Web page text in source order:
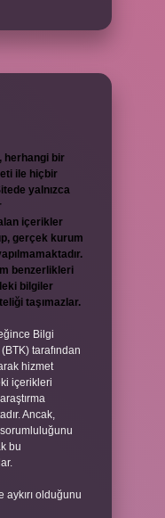
herhangi bir
ile hiçbir
yalnızca
içerikler
gerçek kurum
benzerlikleri
bilgiler
taşımazlar.
Bilgi
tarafından
hizmet
içerikleri
Ancak,
bu
olduğunu